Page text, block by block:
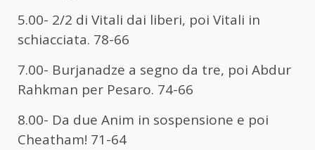
5.00- 2/2 di Vitali dai liberi, poi Vitali in
schiacciata. 78-66
7.00- Burjanadze a segno da tre, poi Abdur
Rahkman per Pesaro. 74-66
8.00- Da due Anim in sospensione e poi
Cheatham! 71-64